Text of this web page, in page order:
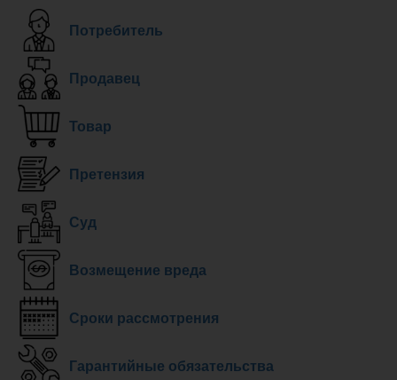
Потребитель
Продавец
Товар
Претензия
Суд
Возмещение вреда
Сроки рассмотрения
Гарантийные обязательства